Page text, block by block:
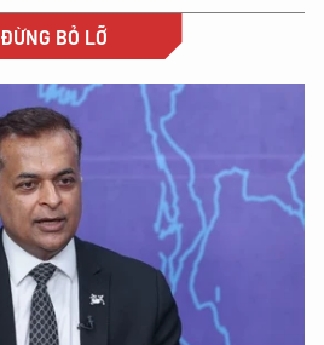
ĐỪNG BỎ LỠ